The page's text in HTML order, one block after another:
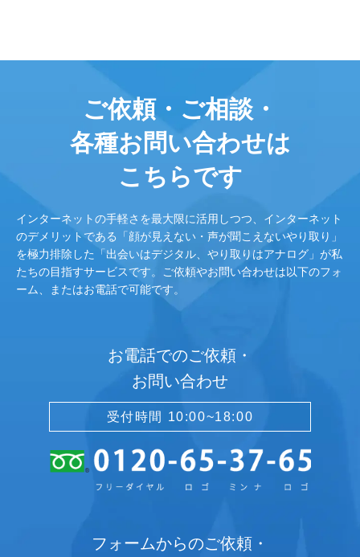
ご依頼・ご相談・
各種お問い合わせは
こちらです
インターネットの手軽さを最大限に活用しつつ、インターネット
のデメリットである「顔が見えない・声が聞こえないやり取り」
を極力排除した「出会いはデジタル、やり取りはアナログ」が私
たちの目指すサービスです。ご依頼やお問い合わせは以下のフォ
ーム、またはお電話で可能です。
お電話でのご依頼・
お問い合わせ
受付時間 10:00~18:00
フォームからのご依頼・